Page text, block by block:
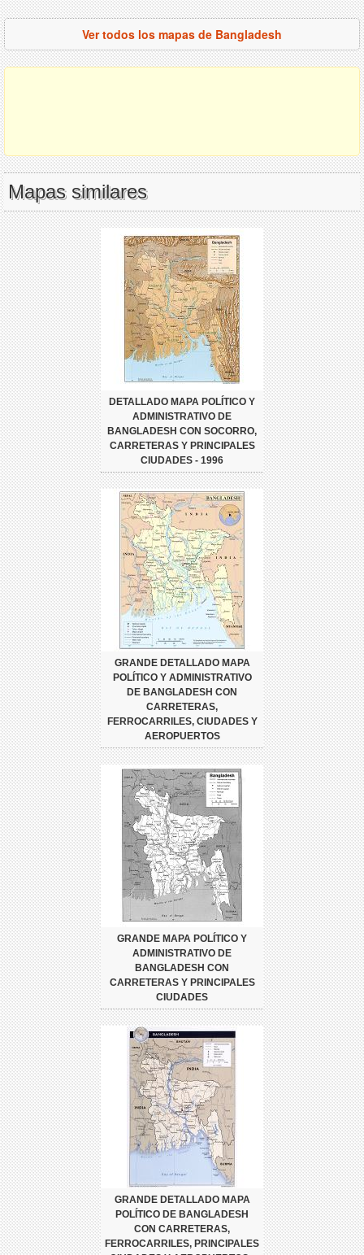
Ver todos los mapas de Bangladesh
Mapas similares
DETALLADO MAPA POLÍTICO Y
ADMINISTRATIVO DE
BANGLADESH CON SOCORRO,
CARRETERAS Y PRINCIPALES
CIUDADES - 1996
GRANDE DETALLADO MAPA
POLÍTICO Y ADMINISTRATIVO
DE BANGLADESH CON
CARRETERAS,
FERROCARRILES, CIUDADES Y
AEROPUERTOS
GRANDE MAPA POLÍTICO Y
ADMINISTRATIVO DE
BANGLADESH CON
CARRETERAS Y PRINCIPALES
CIUDADES
GRANDE DETALLADO MAPA
POLÍTICO DE BANGLADESH
CON CARRETERAS,
FERROCARRILES, PRINCIPALES